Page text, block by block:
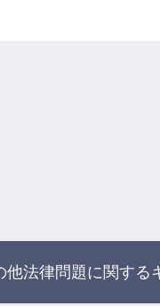
他法律問題に関する